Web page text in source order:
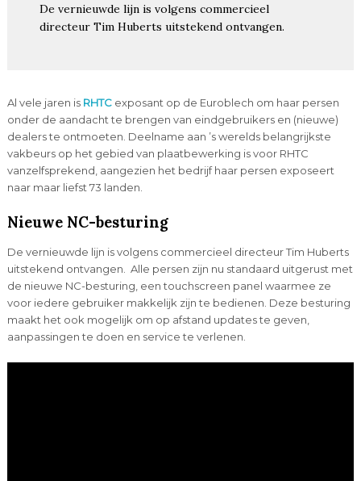
De vernieuwde lijn is volgens commercieel
directeur Tim Huberts uitstekend ontvangen.
Al vele jaren is RHTCexposant op de Euroblech om haar persen
onder de aandacht te brengen van eindgebruikers en (nieuwe)
dealers te ontmoeten. Deelname aan ’s werelds belangrijkste
vakbeurs op het gebied van plaatbewerking is voor RHTC
vanzelfsprekend, aangezien het bedrijf haar persen exposeert
naar maar liefst 73 landen.
Nieuwe NC-besturing
De vernieuwde lijn is volgens commercieel directeur Tim Huberts
uitstekend ontvangen. Alle persen zijn nu standaard uitgerust met
de nieuwe NC-besturing, een touchscreen panel waarmee ze
voor iedere gebruiker makkelijk zijn te bedienen. Deze besturing
maakt het ook mogelijk om op afstand updates te geven,
aanpassingen te doen en service te verlenen.